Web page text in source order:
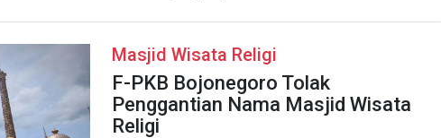
Masjid Wisata Religi
F-PKB Bojonegoro Tolak
Penggantian Nama Masjid Wisata
Religi